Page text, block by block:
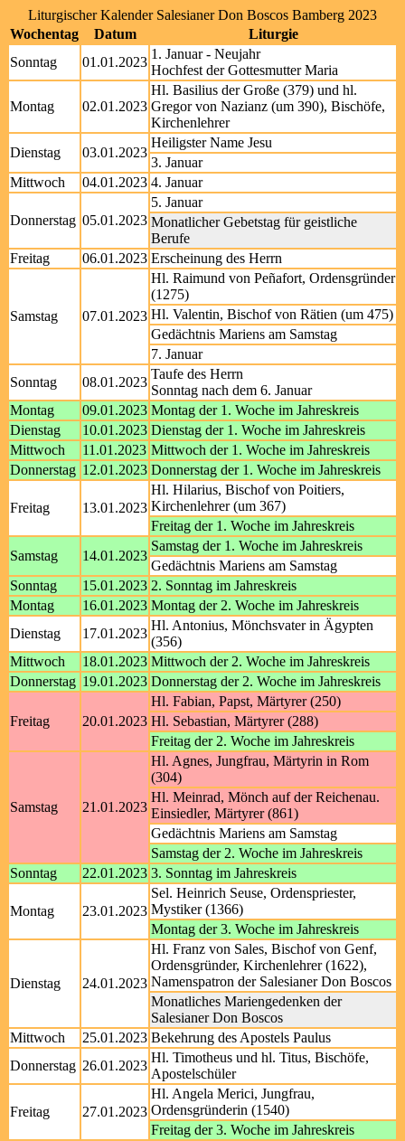
Liturgischer Kalender Salesianer Don Boscos Bamberg 2023
Wochentag
Datum
Liturgie
Sonntag
01.01.2023
1. Januar - Neujahr
Hochfest der Gottesmutter Maria
Montag 02.01.2023
Hl. Basilius der Große (379) und hl.
Gregor von Nazianz (um 390), Bischöfe,
Kirchenlehrer
Dienstag
03.01.2023
Heiligster Name Jesu
3. Januar
Mittwoch
04.01.2023 4. Januar
Donnerstag 05.01.2023
5. Januar
Monatlicher Gebetstag für geistliche
Berufe
Freitag
06.01.2023 Erscheinung des Herrn
Samstag 07.01.2023
Hl. Raimund von Peñafort, Ordensgründer
(1275)
Hl. Valentin, Bischof von Rätien (um 475)
Gedächtnis Mariens am Samstag
7. Januar
Sonntag
08.01.2023
Taufe des Herrn
Sonntag nach dem 6. Januar
Montag
09.01.2023 Montag der 1. Woche im Jahreskreis
Dienstag
10.01.2023 Dienstag der 1. Woche im Jahreskreis
Mittwoch
11.01.2023 Mittwoch der 1. Woche im Jahreskreis
Donnerstag 12.01.2023 Donnerstag der 1. Woche im Jahreskreis
Freitag 13.01.2023
Hl. Hilarius, Bischof von Poitiers,
Kirchenlehrer (um 367)
Freitag der 1. Woche im Jahreskreis
Samstag
14.01.2023
Samstag der 1. Woche im Jahreskreis
Gedächtnis Mariens am Samstag
Sonntag
15.01.2023 2. Sonntag im Jahreskreis
Montag
16.01.2023 Montag der 2. Woche im Jahreskreis
Dienstag
17.01.2023
Hl. Antonius, Mönchsvater in Ägypten
(356)
Mittwoch
18.01.2023 Mittwoch der 2. Woche im Jahreskreis
Donnerstag 19.01.2023 Donnerstag der 2. Woche im Jahreskreis
Freitag 20.01.2023
Hl. Fabian, Papst, Märtyrer (250)
Hl. Sebastian, Märtyrer (288)
Freitag der 2. Woche im Jahreskreis
Samstag 21.01.2023
Hl. Agnes, Jungfrau, Märtyrin in Rom
(304)
Hl. Meinrad, Mönch auf der Reichenau.
Einsiedler, Märtyrer (861)
Gedächtnis Mariens am Samstag
Samstag der 2. Woche im Jahreskreis
Sonntag
22.01.2023 3. Sonntag im Jahreskreis
Montag 23.01.2023
Sel. Heinrich Seuse, Ordenspriester,
Mystiker (1366)
Montag der 3. Woche im Jahreskreis
Dienstag 24.01.2023
Hl. Franz von Sales, Bischof von Genf,
Ordensgründer, Kirchenlehrer (1622),
Namenspatron der Salesianer Don Boscos
Monatliches Mariengedenken der
Salesianer Don Boscos
Mittwoch
25.01.2023 Bekehrung des Apostels Paulus
Donnerstag 26.01.2023
Hl. Timotheus und hl. Titus, Bischöfe,
Apostelschüler
Freitag 27.01.2023
Hl. Angela Merici, Jungfrau,
Ordensgründerin (1540)
Freitag der 3. Woche im Jahreskreis